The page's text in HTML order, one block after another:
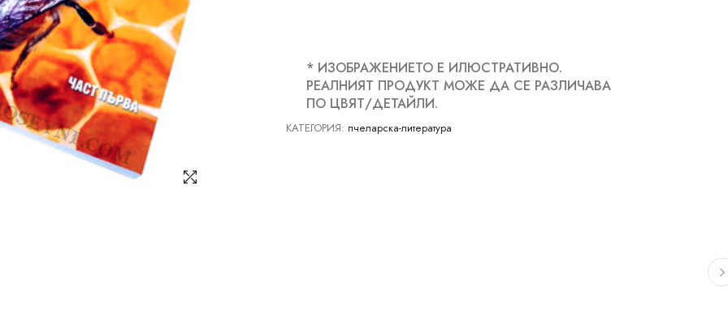
* ИЗОБРАЖЕНИЕТО Е ИЛЮСТРАТИВНО.
РЕАЛНИЯТ ПРОДУКТ МОЖЕ ДА СЕ РАЗЛИЧАВА
ПО ЦВЯТ/ДЕТАЙЛИ.
КАТЕГОРИЯ: пчеларска-литература